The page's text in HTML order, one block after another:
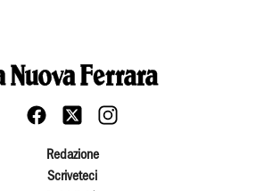
Redazione
Scriveteci